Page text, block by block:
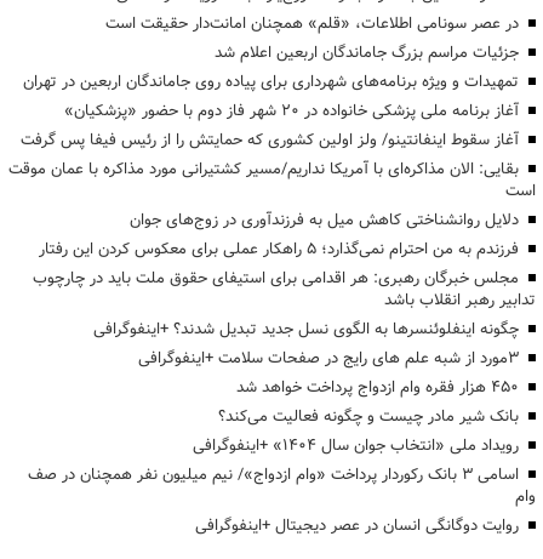
در عصر سونامی اطلاعات، «قلم» همچنان امانت‌دار حقیقت است
جزئیات مراسم بزرگ جاماندگان اربعین اعلام شد
تمهیدات و ویژه برنامه‌های شهرداری برای پیاده روی جاماندگان اربعین در تهران
آغاز برنامه ملی پزشکی خانواده در ۲۰ شهر فاز دوم با حضور «پزشکیان»
آغاز سقوط اینفانتینو/ ولز اولین کشوری که حمایتش را از رئیس فیفا پس گرفت
بقایی: الان مذاکره‌ای با آمریکا نداریم/مسیر کشتیرانی مورد مذاکره با عمان موقت
است
دلایل روانشناختی کاهش میل به فرزندآوری در زوج‌های جوان
فرزندم به من احترام نمی‌گذارد؛ ۵ راهکار عملی برای معکوس کردن این رفتار
مجلس خبرگان رهبری: هر اقدامی برای استیفای حقوق ملت باید در چارچوب
تدابیر رهبر انقلاب باشد
چگونه اینفلوئنسرها به الگوی نسل جدید تبدیل شدند؟ +اینفوگرافی
3مورد از شبه علم های رایج در صفحات سلامت +اینفوگرافی
۴۵۰ هزار فقره وام ازدواج پرداخت خواهد شد
بانک شیر مادر چیست و چگونه فعالیت می‌کند؟
رویداد ملی «انتخاب جوان سال ۱۴۰۴» +اینفوگرافی
اسامی ۳ بانک رکوردار پرداخت «وام ازدواج»/ نیم میلیون نفر همچنان در صف
وام
روایت دوگانگی انسان در عصر دیجیتال +اینفوگرافی